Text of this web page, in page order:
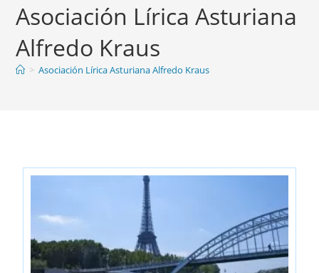
Asociación Lírica Asturiana
Alfredo Kraus
> Asociación Lírica Asturiana Alfredo Kraus